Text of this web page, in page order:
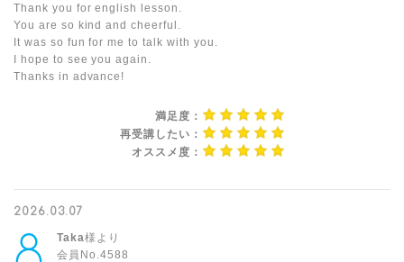
Thank you for english lesson.
You are so kind and cheerful.
It was so fun for me to talk with you.
I hope to see you again.
Thanks in advance!
満足度：
再受講したい：
オススメ度：
2026.03.07
Taka様より
会員No.4588